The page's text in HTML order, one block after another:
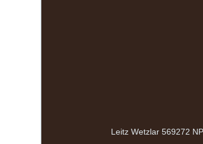
Leitz Wetzlar 569272